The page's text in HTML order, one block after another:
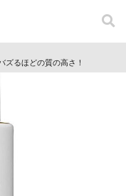
ズるほどの質の高さ！